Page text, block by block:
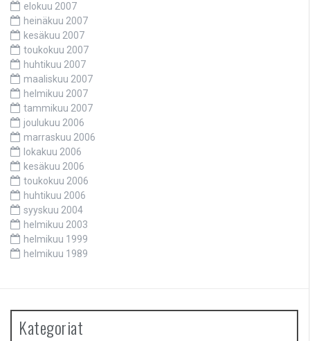
elokuu 2007
heinäkuu 2007
kesäkuu 2007
toukokuu 2007
huhtikuu 2007
maaliskuu 2007
helmikuu 2007
tammikuu 2007
joulukuu 2006
marraskuu 2006
lokakuu 2006
kesäkuu 2006
toukokuu 2006
huhtikuu 2006
syyskuu 2004
helmikuu 2003
helmikuu 1999
helmikuu 1989
Kategoriat